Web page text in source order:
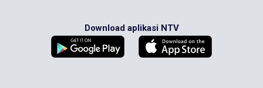
Download aplikasi NTV